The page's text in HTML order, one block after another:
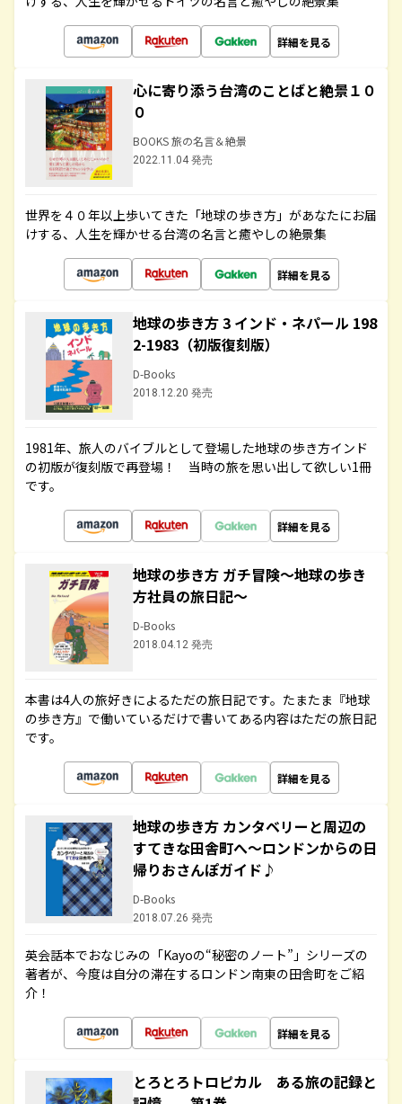
詳細を見る
心に寄り添う台湾のことばと絶景１０
０
BOOKS 旅の名言＆絶景
2022.11.04 発売
世界を４０年以上歩いてきた「地球の歩き方」があなたにお届
けする、人生を輝かせる台湾の名言と癒やしの絶景集
詳細を見る
地球の歩き方 3 インド・ネパール 198
2-1983（初版復刻版）
D-Books
2018.12.20 発売
1981年、旅人のバイブルとして登場した地球の歩き方インド
の初版が復刻版で再登場！ 当時の旅を思い出して欲しい1冊
です。
詳細を見る
地球の歩き方 ガチ冒険～地球の歩き
方社員の旅日記～
D-Books
2018.04.12 発売
本書は4人の旅好きによるただの旅日記です。たまたま『地球
の歩き方』で働いているだけで書いてある内容はただの旅日記
です。
詳細を見る
地球の歩き方 カンタベリーと周辺の
すてきな田舎町へ～ロンドンからの日
帰りおさんぽガイド♪
D-Books
2018.07.26 発売
英会話本でおなじみの「Kayoの“秘密のノート”」シリーズの
著者が、今度は自分の滞在するロンドン南東の田舎町をご紹
介！
詳細を見る
とろとろトロピカル ある旅の記録と